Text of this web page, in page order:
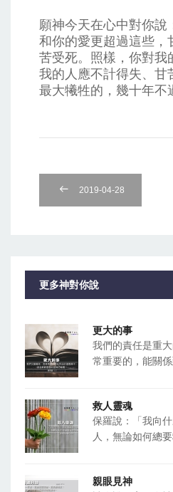
願神今天在心中對你說
和你的愛更超過這些，
苦受死。照樣，你對我
我的人應不計得失、甘
最大犧牲的，幾十年不
2019-04-28
更多神對你說
更大的事
我們的責任是重
常重要的，能關
救人靈魂
保羅說：「我向
人，無論如何總
親眼見神